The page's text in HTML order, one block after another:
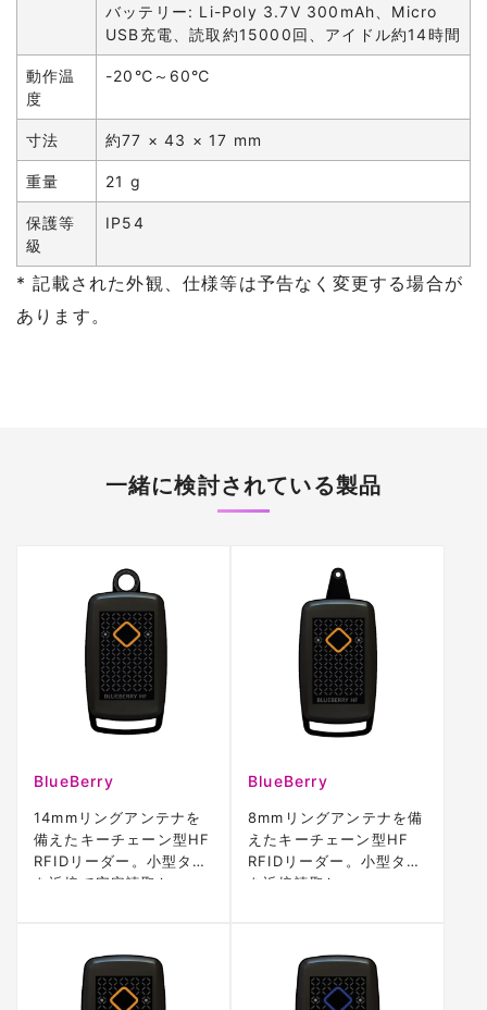
バッテリー: Li-Poly 3.7V 300mAh、Micro
USB充電、読取約15000回、アイドル約14時間
動作温
度
-20℃～60℃
寸法 約77 × 43 × 17 mm
重量 21 g
保護等
級
IP54
* 記載された外観、仕様等は予告なく変更する場合が
あります。
一緒に検討されている製品
BlueBerry
14mmリングアンテナを
備えたキーチェーン型HF
RFIDリーダー。小型タグ
を近接で安定読取し、
BlueBerry
8mmリングアンテナを備
えたキーチェーン型HF
RFIDリーダー。小型タグ
を近接読取し、